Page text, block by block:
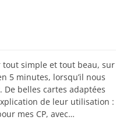
tout simple et tout beau, sur
5 minutes, lorsqu’il nous
belles cartes adaptées
de leur utilisation :
mes CP, avec…